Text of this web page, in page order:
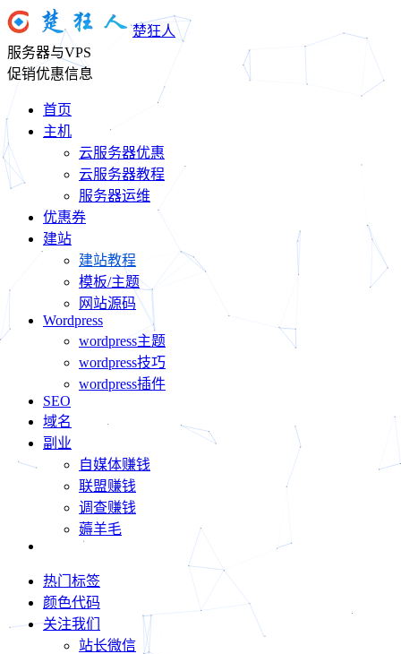
楚狂人
服务器与VPS
促销优惠信息
首页
主机
云服务器优惠
云服务器教程
服务器运维
优惠券
建站
建站教程
模板/主题
网站源码
Wordpress
wordpress主题
wordpress技巧
wordpress插件
SEO
域名
副业
自媒体赚钱
联盟赚钱
调查赚钱
薅羊毛
热门标签
颜色代码
关注我们
站长微信